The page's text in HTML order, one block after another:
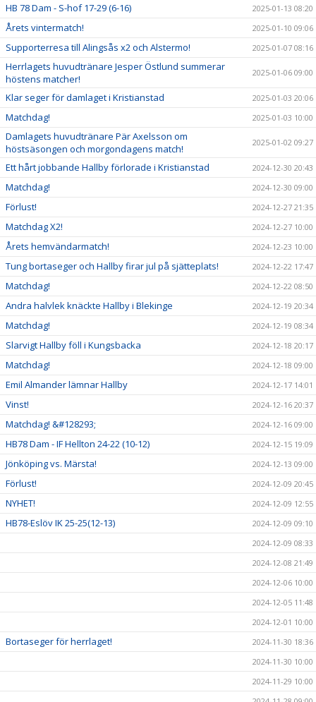
HB 78 Dam - S-hof 17-29 (6-16) 2025-01-13 08:20
Årets vintermatch! 2025-01-10 09:06
Supporterresa till Alingsås x2 och Alstermo! 2025-01-07 08:16
Herrlagets huvudtränare Jesper Östlund summerar
höstens matcher!
2025-01-06 09:00
Klar seger för damlaget i Kristianstad 2025-01-03 20:06
Matchdag! 2025-01-03 10:00
Damlagets huvudtränare Pär Axelsson om
höstsäsongen och morgondagens match!
2025-01-02 09:27
Ett hårt jobbande Hallby förlorade i Kristianstad 2024-12-30 20:43
Matchdag! 2024-12-30 09:00
Förlust! 2024-12-27 21:35
Matchdag X2! 2024-12-27 10:00
Årets hemvändarmatch! 2024-12-23 10:00
Tung bortaseger och Hallby firar jul på sjätteplats! 2024-12-22 17:47
Matchdag! 2024-12-22 08:50
Andra halvlek knäckte Hallby i Blekinge 2024-12-19 20:34
Matchdag! 2024-12-19 08:34
Slarvigt Hallby föll i Kungsbacka 2024-12-18 20:17
Matchdag! 2024-12-18 09:00
Emil Almander lämnar Hallby 2024-12-17 14:01
Vinst! 2024-12-16 20:37
Matchdag! &#128293; 2024-12-16 09:00
HB78 Dam - IF Hellton 24-22 (10-12) 2024-12-15 19:09
Jönköping vs. Märsta! 2024-12-13 09:00
Förlust! 2024-12-09 20:45
NYHET! 2024-12-09 12:55
HB78-Eslöv IK 25-25(12-13)
2024-12-09 09:10
2024-12-09 08:33
2024-12-08 21:49
2024-12-06 10:00
2024-12-05 11:48
2024-12-01 10:00
Bortaseger för herrlaget!
2024-11-30 18:36
2024-11-30 10:00
2024-11-29 10:00